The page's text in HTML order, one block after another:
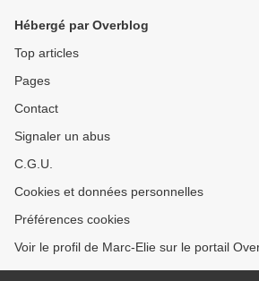
Hébergé par Overblog
Top articles
Pages
Contact
Signaler un abus
C.G.U.
Cookies et données personnelles
Préférences cookies
Voir le profil de Marc-Elie sur le portail